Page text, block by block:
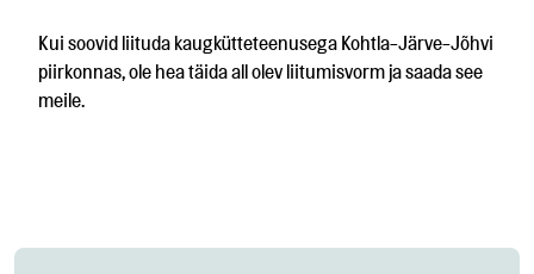
Kui soovid liituda kaugkütteteenusega Kohtla-Järve-Jõhvi
piirkonnas, ole hea täida all olev liitumisvorm ja saada see
meile.